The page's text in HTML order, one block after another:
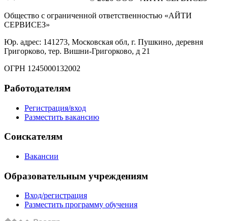
Общество с ограниченной ответственностью «АЙТИ
СЕРВИСЕЗ»
Юр. адрес: 141273, Московская обл, г. Пушкино, деревня
Григорково, тер. Вишни-Григорково, д 21
ОГРН 1245000132002
Работодателям
Регистрация/вход
Разместить вакансию
Соискателям
Вакансии
Образовательным учреждениям
Вход/регистрация
Разместить программу обучения